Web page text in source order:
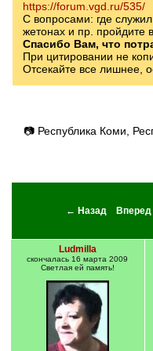
https://forum.vgd.ru/535/
С вопросами: где
жетонах и пр. пройдите
Спасибо Вам, что
При цитировании не
Отсекайте все лишнее,
📷 Республика Коми, Республика Карелия; области: Архангельская, Вологодская, Калининградская, Ленинградская (СПб, Петроград, Ленинград), Мурманская, Новгородская (Новгород Великий),
← Назад
Ludmilla
скончалась 16 марта 2009
Светлая ей память!